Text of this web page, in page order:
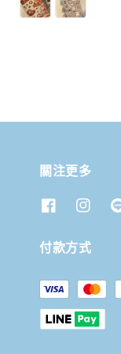
關注更多
付款方式